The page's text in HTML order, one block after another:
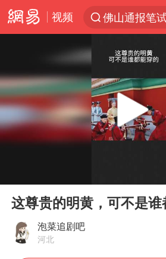
视频
A股三大股
“立秋的第一
Play
这尊贵的明黄，可不是谁
泡菜追剧吧
河北